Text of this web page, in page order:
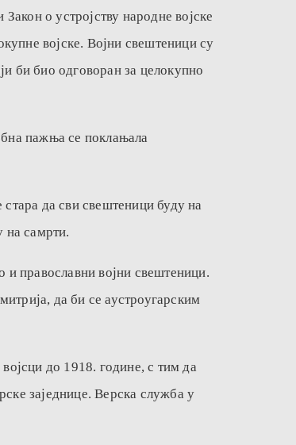
о устројству народне војске
војске. Војни свештеници су
би био одговоран за целокупно
пажња се поклањала
да сви свештеници буду на
на самрти.
и православни војни свештеници.
да би се аустроугарским
до 1918. године, с тим да
заједнице. Верска служба у